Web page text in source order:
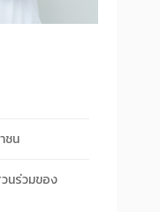
ชน
นร่วมของ